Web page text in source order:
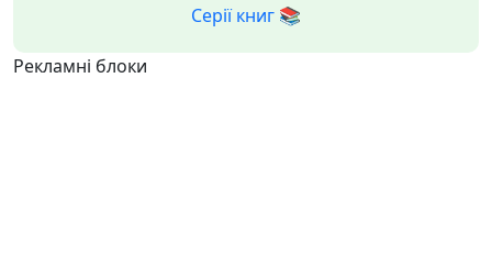
Серії книг 📚
Рекламні блоки